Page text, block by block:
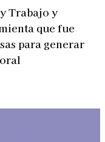
Trabajo y
que fue
para generar